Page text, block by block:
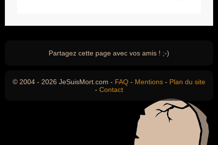
Partagez cette page avec vos amis ! ;-)
© 2004 - 2026 JeSuisMort.com - FAQ - Mentions - Plan du site
- Contact